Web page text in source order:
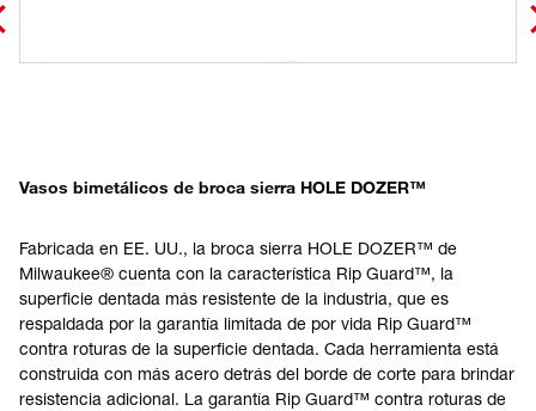
Vasos bimetálicos de broca sierra HOLE DOZER™
Fabricada en EE. UU., la broca sierra HOLE DOZER™ de
Milwaukee® cuenta con la característica Rip Guard™, la
superficie dentada más resistente de la industria, que es
respaldada por la garantía limitada de por vida Rip Guard™
contra roturas de la superficie dentada. Cada herramienta está
construida con más acero detrás del borde de corte para brindar
resistencia adicional. La garantía Rip Guard™ contra roturas de